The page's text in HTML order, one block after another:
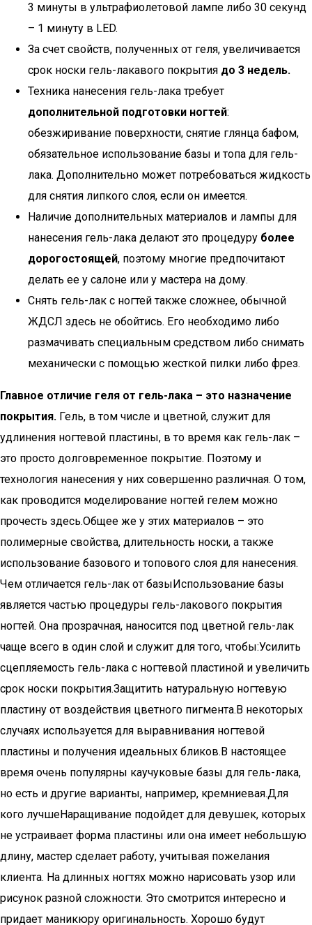
3 минуты в ультрафиолетовой лампе либо 30 секунд
– 1 минуту в LED.
За счет свойств, полученных от геля, увеличивается
срок носки гель-лакавого покрытия до 3 недель.
Техника нанесения гель-лака требует
дополнительной подготовки ногтей:
обезжиривание поверхности, снятие глянца бафом,
обязательное использование базы и топа для гель-
лака. Дополнительно может потребоваться жидкость
для снятия липкого слоя, если он имеется.
Наличие дополнительных материалов и лампы для
нанесения гель-лака делают это процедуру более
дорогостоящей, поэтому многие предпочитают
делать ее у салоне или у мастера на дому.
Снять гель-лак с ногтей также сложнее, обычной
ЖДСЛ здесь не обойтись. Его необходимо либо
размачивать специальным средством либо снимать
механически с помощью жесткой пилки либо фрез.
Главное отличие геля от гель-лака – это назначение
покрытия. Гель, в том числе и цветной, служит для
удлинения ногтевой пластины, в то время как гель-лак –
это просто долговременное покрытие. Поэтому и
технология нанесения у них совершенно различная. О том,
как проводится моделирование ногтей гелем можно
прочесть здесь.Общее же у этих материалов – это
полимерные свойства, длительность носки, а также
использование базового и топового слоя для нанесения.
Чем отличается гель-лак от базыИспользование базы
является частью процедуры гель-лакового покрытия
ногтей. Она прозрачная, наносится под цветной гель-лак
чаще всего в один слой и служит для того, чтобы:Усилить
сцепляемость гель-лака с ногтевой пластиной и увеличить
срок носки покрытия.Защитить натуральную ногтевую
пластину от воздействия цветного пигмента.В некоторых
случаях используется для выравнивания ногтевой
пластины и получения идеальных бликов.В настоящее
время очень популярны каучуковые базы для гель-лака,
но есть и другие варианты, например, кремниевая.Для
кого лучшеНаращивание подойдет для девушек, которых
не устраивает форма пластины или она имеет небольшую
длину, мастер сделает работу, учитывая пожелания
клиента. На длинных ногтях можно нарисовать узор или
рисунок разной сложности. Это смотрится интересно и
придает маникюру оригинальность. Хорошо будут